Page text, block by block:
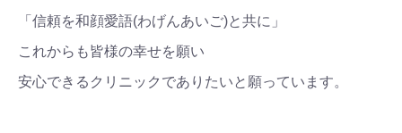
「信頼を和顔愛語(わげんあいご)と共に」
これからも皆様の幸せを願い
安心できるクリニックでありたいと願っています。